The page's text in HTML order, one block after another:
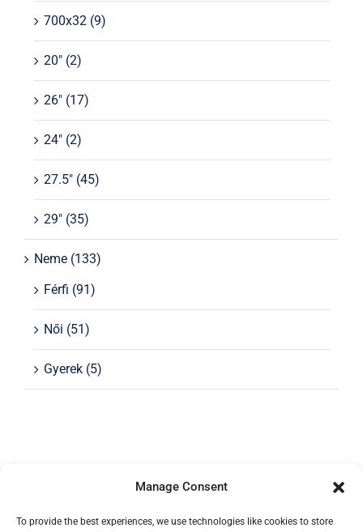
Manage Consent
To provide the best experiences, we use technologies like cookies to store
700x32 (9)
20" (2)
26" (17)
24" (2)
27.5" (45)
29" (35)
Neme (133)
Férfi (91)
Női (51)
Gyerek (5)